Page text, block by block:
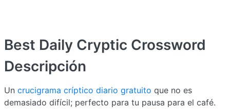
Best Daily Cryptic Crossword
Descripción
Un crucigrama críptico diario gratuito que no es
demasiado difícil; perfecto para tu pausa para el café.